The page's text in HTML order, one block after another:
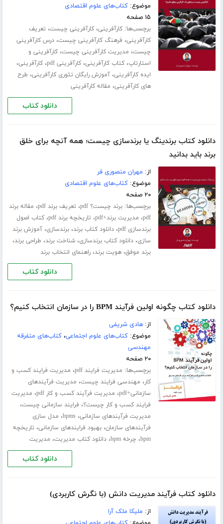
موضوع:کتاب‌های علوم اقتصادی
۱۵ صفحه
برچسب‌ها:کارآفرینی،کارآفرینی چیست، تعریف
کارآفرینی، فرهنگ کارآفرینی چیست،درس کارآفرینی
چیست، مدیریت کارآفرینی چیست،کارآفرینی و
استارتاپ،کتاب کارآفرینی،کارآفرینی pdf ،کارآفرینی،
ایده کارآفرینی،آموزش رایگان تئوری کارآفرینی، طرح
های کارآفرینی، مقاله کارآفرینی
دانلود کتاب
دانلود کتاب برندینگ یا برندسازی چیست؛ همه آنچه برای خلق
برند باید بدانید
از: مهران منصوری فر
موضوع:کتاب‌های علوم اقتصادی
۲۰ صفحه
برچسب‌ها:برند چیست؟ pdf ، تعریف برند pdf ، مقاله برند
pdf، مدیریت برند+pdf ، تاریخچه برند pdf ،کتاب اصول
برندسازی pdf
،دانلود کتاب برند،برندسازی،آموزش برند
سازی،دانلود کتاب برندسازی،شناخت برند، طراحی برند،
برند موفق،هویت برند،راهنمای انتخاب برند
دانلود کتاب
دانلود کتاب چگونه اولین فرآیند BPM را در سازمان انتخاب کنیم؟
از:هادی شریفی
موضوع:کتاب‌های علوم اجتماعی،کتاب‌های متفرقه
مهندسی
۲۰ صفحه
برچسب‌ها: مدیریت فرایند pdf ، مدیریت فرایند کسب و
کار، مهندسی فرایند چیست، مدیریت فرآیندهای
سازمانی+pdf
، مدیریت فرآیند کسب و کار pdf ، مدیریت
فرایند کسب و کار چیست؟، فرایند سازمانی چیست،
مدیریت فرآیندهای سازمانی،bpms، مدل سازی
فرآیندهای سازمان،بهبود فرایندهای سازمانی، تاریخچه
bpm، چرخه bpm ،دانلود کتاب مدیریت، مدیریت
دانلود کتاب
دانلود کتاب فرآیند مدیریت دانش (با نگرش کاربردی)
از: ملیکا ملک آرا